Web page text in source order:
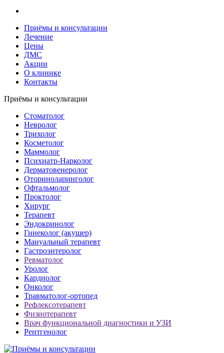
Приёмы и консультации
Лечение
Цены
ДМС
Акции
О клинике
Контакты
Приёмы и консультации
Стоматолог
Невролог
Трихолог
Косметолог
Маммолог
Психиатр-Нарколог
Дерматовенеролог
Оториноларинголог
Офтальмолог
Проктолог
Хирург
Терапевт
Эндокринолог
Гинеколог (акушер)
Мануальный терапевт
Гастроэнтеролог
Ревматолог
Уролог
Кардиолог
Онколог
Травматолог-ортопед
Рефлексотерапевт
Физиотерапевт
Врач функциональной диагностики и УЗИ
Рентгенолог